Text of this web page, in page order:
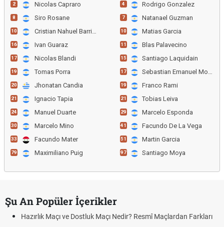
2 Nicolas Capraro
8 Siro Rosane
10 Cristian Nahuel Barrios
16 Ivan Guaraz
17 Nicolas Blandi
19 Tomas Porra
20 Jhonatan Candia
21 Ignacio Tapia
24 Manuel Duarte
30 Marcelo Mino
33 Facundo Mater
79 Maximiliano Puig
4 Rodrigo Gonzalez
7 Natanael Guzman
10 Matias Garcia
11 Blas Palavecino
15 Santiago Laquidain
17 Sebastian Emanuel Moyano
19 Franco Rami
21 Tobias Leiva
29 Marcelo Esponda
41 Facundo De La Vega
51 Martin Garcia
97 Santiago Moya
Şu An Popüler İçerikler
Hazırlık Maçı ve Dostluk Maçı Nedir? Resmî Maçlardan Farkları